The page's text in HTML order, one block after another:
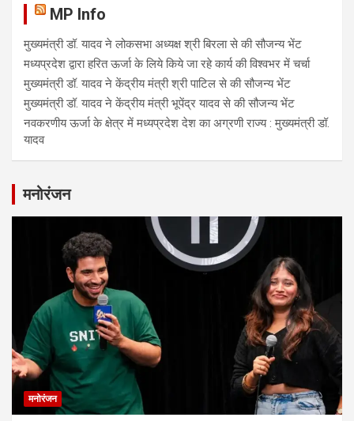
MP Info
मुख्यमंत्री डॉ. यादव ने लोकसभा अध्यक्ष श्री बिरला से की सौजन्य भेंट
मध्यप्रदेश द्वारा हरित ऊर्जा के लिये किये जा रहे कार्य की विश्वभर में चर्चा
मुख्यमंत्री डॉ. यादव ने केंद्रीय मंत्री श्री पाटिल से की सौजन्य भेंट
मुख्यमंत्री डॉ. यादव ने केंद्रीय मंत्री भूपेंद्र यादव से की सौजन्य भेंट
नवकरणीय ऊर्जा के क्षेत्र में मध्यप्रदेश देश का अग्रणी राज्य : मुख्यमंत्री डॉ.
यादव
मनोरंजन
मनोरंजन